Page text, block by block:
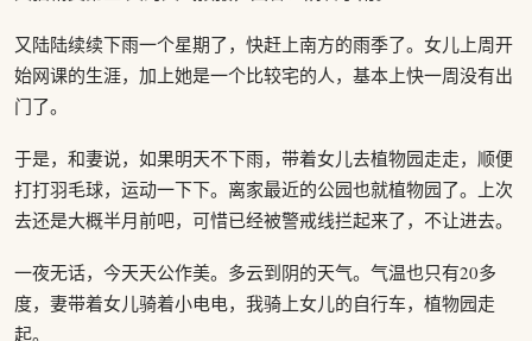
又陆陆续续下雨一个星期了，快赶上南方的雨季了。女儿上周开
始网课的生涯，加上她是一个比较宅的人，基本上快一周没有出
门了。
于是，和妻说，如果明天不下雨，带着女儿去植物园走走，顺便
打打羽毛球，运动一下下。离家最近的公园也就植物园了。上次
去还是大概半月前吧，可惜已经被警戒线拦起来了，不让进去。
一夜无话，今天天公作美。多云到阴的天气。气温也只有20多
度，妻带着女儿骑着小电电，我骑上女儿的自行车，植物园走
起。